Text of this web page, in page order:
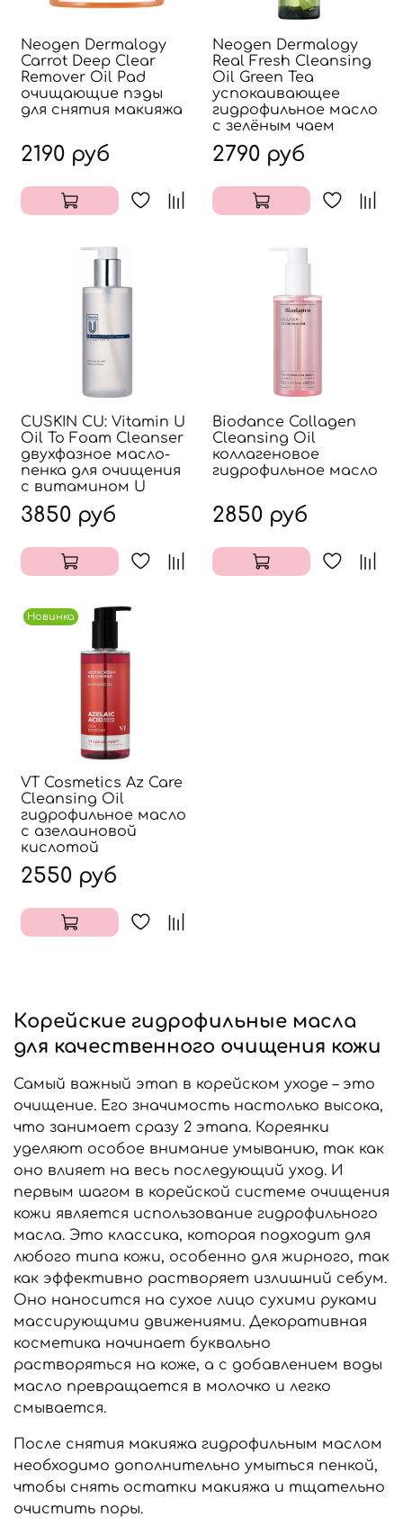
Neogen Dermalogy
Carrot Deep Clear
Remover Oil Pad
очищающие пэды
для снятия макияжа
2190 руб
Neogen Dermalogy
Real Fresh Cleansing
Oil Green Tea
успокаивающее
гидрофильное масло
с зелёным чаем
2790 руб
CUSKIN CU: Vitamin U
Oil To Foam Cleanser
двухфазное масло-
пенка для очищения
с витамином U
3850 руб
Biodance Collagen
Cleansing Oil
коллагеновое
гидрофильное масло
2850 руб
Новинка
VT Cosmetics Az Care
Cleansing Oil
гидрофильное масло
с азелаиновой
кислотой
2550 руб
Корейские гидрофильные масла
для качественного очищения кожи
Самый важный этап в корейском уходе – это
очищение. Его значимость настолько высока,
что занимает сразу 2 этапа. Кореянки
уделяют особое внимание умыванию, так как
оно влияет на весь последующий уход. И
первым шагом в корейской системе очищения
кожи является использование гидрофильного
масла. Это классика, которая подходит для
любого типа кожи, особенно для жирного, так
как эффективно растворяет излишний себум.
Оно наносится на сухое лицо сухими руками
массирующими движениями. Декоративная
косметика начинает буквально
растворяться на коже, а с добавлением воды
масло превращается в молочко и легко
смывается.
После снятия макияжа гидрофильным маслом
необходимо дополнительно умыться пенкой,
чтобы снять остатки макияжа и тщательно
очистить поры.